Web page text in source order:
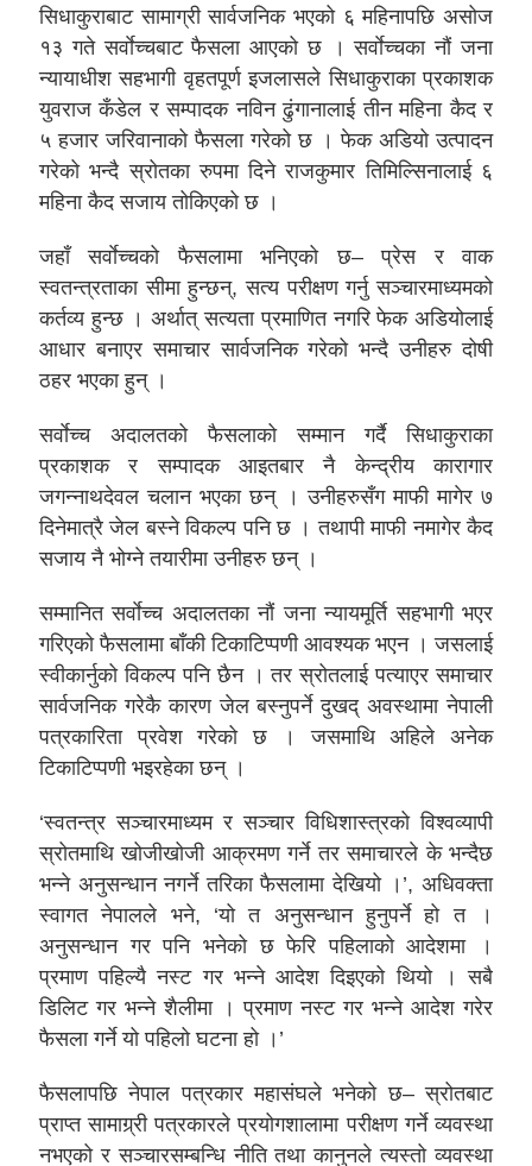
सिधाकुराबाट सामाग्री सार्वजनिक भएको ६ महिनापछि असोज
१३ गते सर्वाेच्चबाट फैसला आएको छ । सर्वाेच्चका नौं जना
न्यायाधीश सहभागी वृहतपूर्ण इजलासले सिधाकुराका प्रकाशक
युवराज कँडेल र सम्पादक नविन ढुंगानालाई तीन महिना कैद र
५ हजार जरिवानाको फैसला गरेको छ । फेक अडियो उत्पादन
गरेको भन्दै स्रोतका रुपमा दिने राजकुमार तिमिल्सिनालाई ६
महिना कैद सजाय तोकिएको छ ।
जहाँ सर्वाेच्चको फैसलामा भनिएको छ– प्रेस र वाक
स्वतन्त्रताका सीमा हुन्छन्, सत्य परीक्षण गर्नु सञ्चारमाध्यमको
कर्तव्य हुन्छ । अर्थात् सत्यता प्रमाणित नगरि फेक अडियोलाई
आधार बनाएर समाचार सार्वजनिक गरेको भन्दै उनीहरु दोषी
ठहर भएका हुन् ।
सर्वाेच्च अदालतको फैसलाको सम्मान गर्दै सिधाकुराका
प्रकाशक र सम्पादक आइतबार नै केन्द्रीय कारागार
जगन्नाथदेवल चलान भएका छन् । उनीहरुसँग माफी मागेर ७
दिनेमात्रै जेल बस्ने विकल्प पनि छ । तथापी माफी नमागेर कैद
सजाय नै भोग्ने तयारीमा उनीहरु छन् ।
सम्मानित सर्वाेच्च अदालतका नौं जना न्यायमूर्ति सहभागी भएर
गरिएको फैसलामा बाँकी टिकाटिप्पणी आवश्यक भएन । जसलाई
स्वीकार्नुको विकल्प पनि छैन । तर स्रोतलाई पत्याएर समाचार
सार्वजनिक गरेकै कारण जेल बस्नुपर्ने दुखद् अवस्थामा नेपाली
पत्रकारिता प्रवेश गरेको छ । जसमाथि अहिले अनेक
टिकाटिप्पणी भइरहेका छन् ।
‘स्वतन्त्र सञ्चारमाध्यम र सञ्चार विधिशास्त्रको विश्वव्यापी
स्रोतमाथि खोजीखोजी आक्रमण गर्ने तर समाचारले के भन्दैछ
भन्ने अनुसन्धान नगर्ने तरिका फैसलामा देखियो ।’, अधिवक्ता
स्वागत नेपालले भने, ‘यो त अनुसन्धान हुनुपर्ने हो त ।
अनुसन्धान गर पनि भनेको छ फेरि पहिलाको आदेशमा ।
प्रमाण पहिल्यै नस्ट गर भन्ने आदेश दिइएको थियो । सबै
डिलिट गर भन्ने शैलीमा । प्रमाण नस्ट गर भन्ने आदेश गरेर
फैसला गर्ने यो पहिलो घटना हो ।’
फैसलापछि नेपाल पत्रकार महासंघले भनेको छ– स्रोतबाट
प्राप्त सामाग्र्री पत्रकारले प्रयोगशालामा परीक्षण गर्ने व्यवस्था
नभएको र सञ्चारसम्बन्धि नीति तथा कानुनले त्यस्तो व्यवस्था